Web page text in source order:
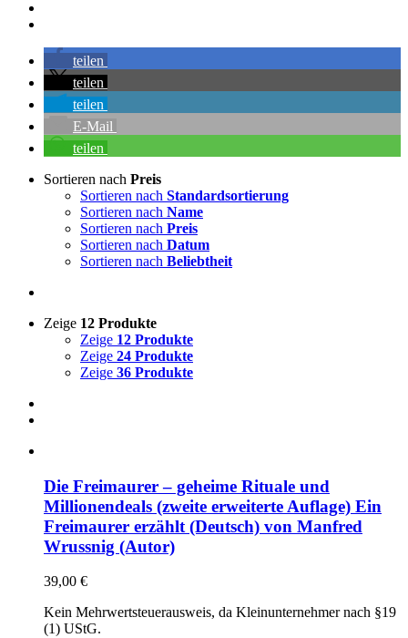
teilen
teilen
teilen
E-Mail
teilen
Sortieren nach Preis
Sortieren nach Standardsortierung
Sortieren nach Name
Sortieren nach Preis
Sortieren nach Datum
Sortieren nach Beliebtheit
Zeige 12 Produkte
Zeige 12 Produkte
Zeige 24 Produkte
Zeige 36 Produkte
Die Freimaurer – geheime Rituale und
Millionendeals (zweite erweiterte Auflage) Ein
Freimaurer erzählt (Deutsch) von Manfred
Wrussnig (Autor)
39,00 €
Kein Mehrwertsteuerausweis, da Kleinunternehmer nach §19
(1) UStG.